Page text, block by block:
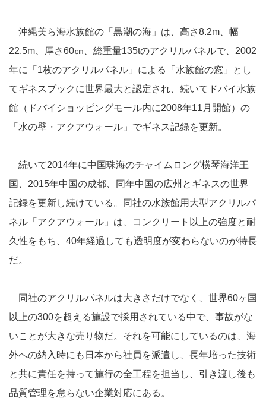
沖縄美ら海水族館の「黒潮の海」は、高さ8.2m、幅
22.5m、厚さ60㎝、総重量135tのアクリルパネルで、2002
年に「1枚のアクリルパネル」による「水族館の窓」とし
てギネスブックに世界最大と認定され、続いてドバイ水族
館（ドバイショッピングモール内に2008年11月開館）の
「水の壁・アクアウォール」でギネス記録を更新。
続いて2014年に中国珠海のチャイムロング横琴海洋王
国、2015年中国の成都、同年中国の広州とギネスの世界
記録を更新し続けている。同社の水族館用大型アクリルパ
ネル「アクアウォール」は、コンクリート以上の強度と耐
久性をもち、40年経過しても透明度が変わらないのが特長
だ。
同社のアクリルパネルは大きさだけでなく、世界60ヶ国
以上の300を超える施設で採用されている中で、事故がな
いことが大きな売り物だ。それを可能にしているのは、海
外への納入時にも日本から社員を派遣し、長年培った技術
と共に責任を持って施行の全工程を担当し、引き渡し後も
品質管理を怠らない企業対応にある。